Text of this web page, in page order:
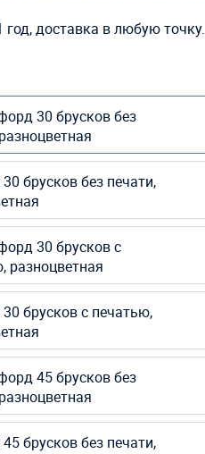
год, доставка в любую точку.
30 брусков без
брусков без печати,
30 брусков с
разноцветная
брусков с печатью,
45 брусков без
брусков без печати,